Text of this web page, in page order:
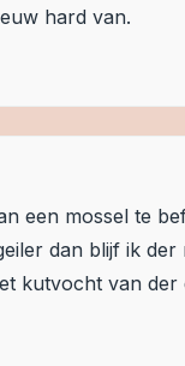
hard van.
een mossel te
dan blijf ik
kutvocht van der